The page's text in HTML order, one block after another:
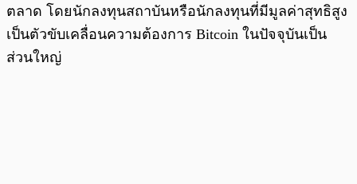
ตลาด โดยนักลงทุนสถาบันหรือนักลงทุนที่มีมูลค่าสุทธิสูง
เป็นตัวขับเคลื่อนความต้องการ Bitcoin ในปัจจุบันเป็น
ส่วนใหญ่